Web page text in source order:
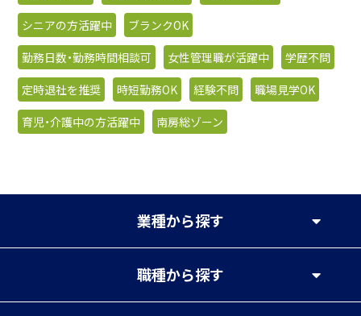
シニアの方活躍中
ブランクOK
勤務日数・勤務時間相談可
女性管理職が活躍中
学歴不問
定時退社を推奨
時短勤務OK 経験不問
職場見学OK
育児・介護中の方活躍中
南房総ゾーン
業種から探す
職種から探す